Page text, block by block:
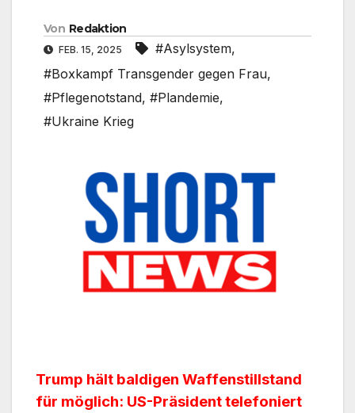
Von Redaktion
FEB. 15, 2025 #Asylsystem,
#Boxkampf Transgender gegen Frau,
#Pflegenotstand, #Plandemie,
#Ukraine Krieg
Trump hält baldigen Waffenstillstand
für möglich: US-Präsident telefoniert